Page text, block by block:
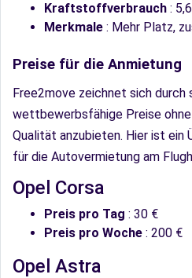
Kraftstoffverbrauch :
Merkmale : Mehr Platz,
Preise für die Anmietung
Free2move zeichnet sich durch
wettbewerbsfähige Preise
Qualität anzubieten. Hier ist ein
für die Autovermietung am
Opel Corsa
Preis pro Tag : 30 €
Preis pro Woche : 200 €
Opel Astra